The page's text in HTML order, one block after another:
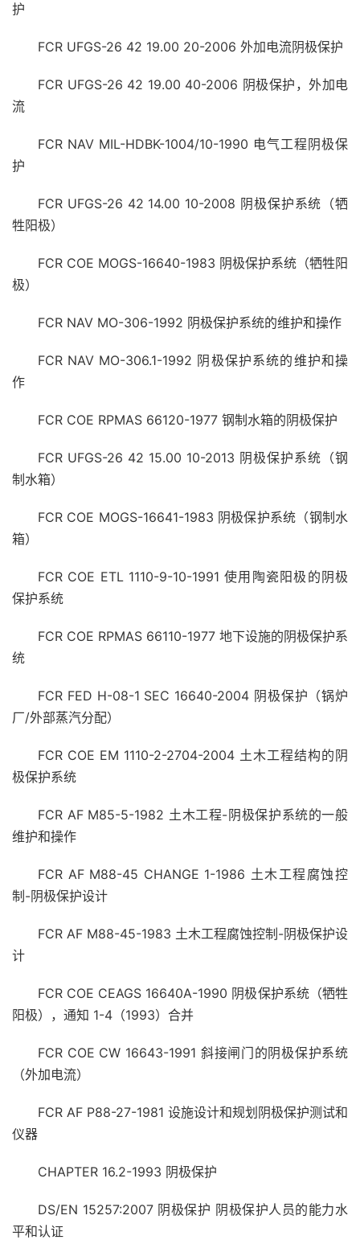
护
FCR UFGS-26 42 19.00 20-2006 外加电流阴极保护
FCR UFGS-26 42 19.00 40-2006 阴极保护，外加电
流
FCR NAV MIL-HDBK-1004/10-1990 电气工程阴极保
护
FCR UFGS-26 42 14.00 10-2008 阴极保护系统（牺
牲阳极）
FCR COE MOGS-16640-1983 阴极保护系统（牺牲阳
极）
FCR NAV MO-306-1992 阴极保护系统的维护和操作
FCR NAV MO-306.1-1992 阴极保护系统的维护和操
作
FCR COE RPMAS 66120-1977 钢制水箱的阴极保护
FCR UFGS-26 42 15.00 10-2013 阴极保护系统（钢
制水箱）
FCR COE MOGS-16641-1983 阴极保护系统（钢制水
箱）
FCR COE ETL 1110-9-10-1991 使用陶瓷阳极的阴极
保护系统
FCR COE RPMAS 66110-1977 地下设施的阴极保护系
统
FCR FED H-08-1 SEC 16640-2004 阴极保护（锅炉
厂/外部蒸汽分配）
FCR COE EM 1110-2-2704-2004 土木工程结构的阴
极保护系统
FCR AF M85-5-1982 土木工程-阴极保护系统的一般
维护和操作
FCR AF M88-45 CHANGE 1-1986 土木工程腐蚀控
制-阴极保护设计
FCR AF M88-45-1983 土木工程腐蚀控制-阴极保护设
计
FCR COE CEAGS 16640A-1990 阴极保护系统（牺牲
阳极），通知 1-4（1993）合并
FCR COE CW 16643-1991 斜接闸门的阴极保护系统
（外加电流）
FCR AF P88-27-1981 设施设计和规划阴极保护测试和
仪器
CHAPTER 16.2-1993 阴极保护
DS/EN 15257:2007 阴极保护 阴极保护人员的能力水
平和认证